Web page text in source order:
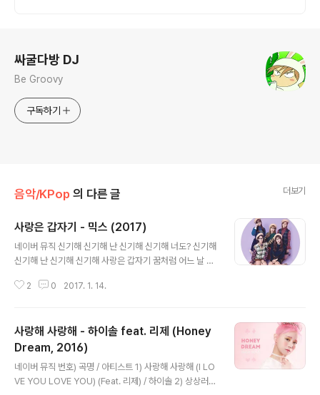
싸굴다방 DJ
Be Groovy
구독하기
음악/KPop 의 다른 글 더보기
사랑은 갑자기 - 믹스 (2017)
네이버 뮤직 신기해 신기해 난 신기해 신기해 너도? 신기해
신기해 난 신기해 신기해 사랑은 갑자기 꿈처럼 어느 날 내
문이 활짝 열려 놀랐어 이게 뭔데 예고 없이 막 다가와 처음
한 이미지 어차피 다 애들 장난인걸 잡은 손에 온기 함께 한
이야기 달콤한 밤 공기 아니 전부 다 현실인걸 (오!) 사랑은
갑자기 사랑은 갑자기 사랑은 갑자기 꿈 꿈 (처럼) 사랑은
갑자기 사랑은 갑자기 사랑은 갑자기 꿈 꿈 (처럼) 내게 다
가와 감은 눈을 뜨게 해 (해) 내게 다가와 너의 손을 잡게 해
2 0 2017. 1. 14.
사랑해 사랑해 - 하이솔 feat. 리제 (Honey
Dream, 2016)
네이버 뮤직 번호) 곡명 / 아티스트 1) 사랑해 사랑해 (I LO
VE YOU LOVE YOU) (Feat. 리제) / 하이솔 2) 상상러브